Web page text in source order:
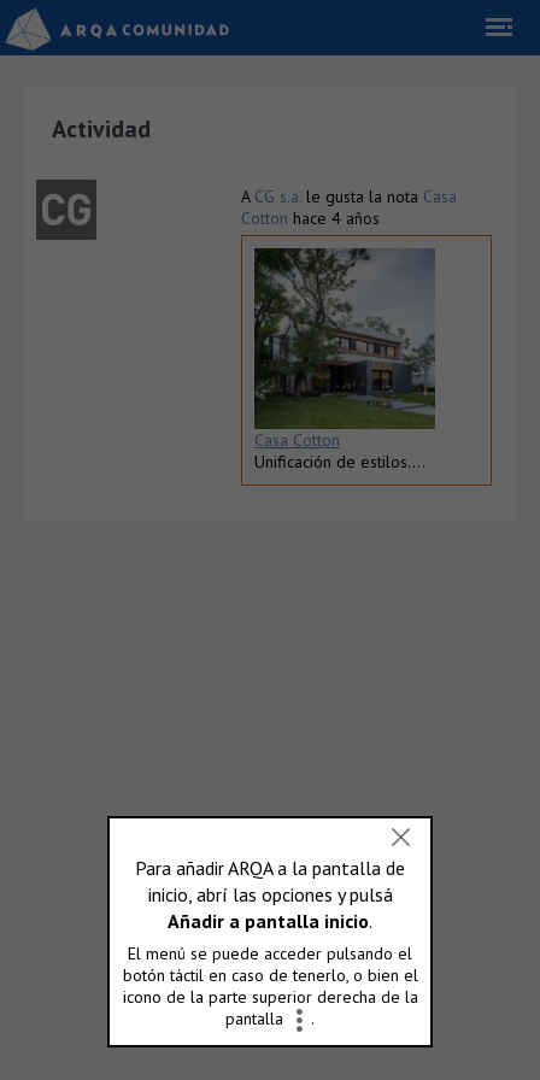
Actividad
A CG s.a. le gusta la nota Casa
Cotton hace 4 años
Casa Cotton
Unificación de estilos….